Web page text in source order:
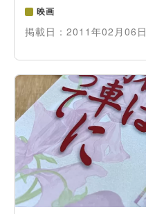
映画
掲載日： 2011年02月06日